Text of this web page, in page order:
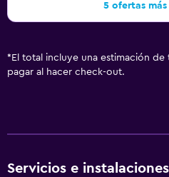
5 ofertas más
* El total incluye una estimación de
pagar al hacer check-out.
Servicios e